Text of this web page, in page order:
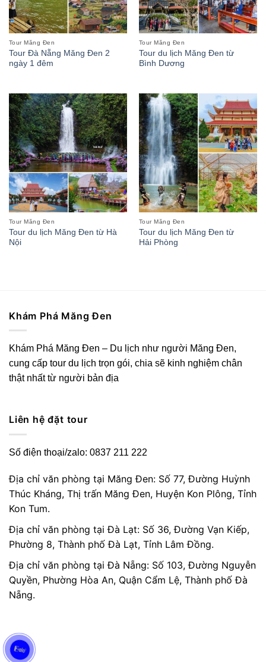
Tour Măng Đen
Tour Đà Nẵng Măng Đen 2
ngày 1 đêm
Tour Măng Đen
Tour du lịch Măng Đen từ
Bình Dương
Tour Măng Đen
Tour du lịch Măng Đen từ Hà
Nội
Tour Măng Đen
Tour du lịch Măng Đen từ
Hải Phòng
Khám Phá Măng Đen
Khám Phá Măng Đen – Du lịch như người Măng Đen,
cung cấp tour du lịch trọn gói, chia sẽ kinh nghiệm chân
thật nhất từ người bản địa
Liên hệ đặt tour
Số điện thoại/zalo: 0837 211 222
Địa chỉ văn phòng tại Măng Đen: Số 77, Đường Huỳnh
Thúc Kháng, Thị trấn Măng Đen, Huyện Kon Plông, Tỉnh
Kon Tum.
Địa chỉ văn phòng tại Đà Lạt: Số 36, Đường Vạn Kiếp,
Phường 8, Thành phố Đà Lạt, Tỉnh Lâm Đồng.
Địa chỉ văn phòng tại Đà Nẵng: Số 103, Đường Nguyễn
Quyền, Phường Hòa An, Quận Cẩm Lệ, Thành phố Đà
Nẵng.